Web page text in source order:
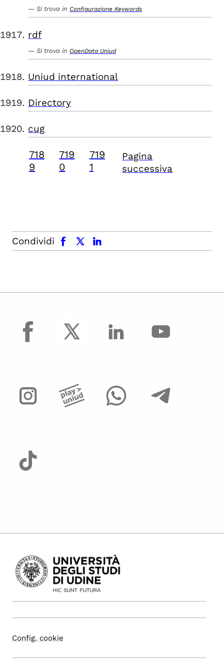
Si trova in Configurazione Keywords
rdf
Si trova in OpenData Uniud
Uniud international
Directory
cug
718
9
719
0
719
1
Pagina
successiva
Condividi
facebook x.com linkedin
facebook
Config. cookie